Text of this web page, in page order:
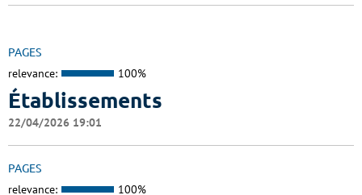
PAGES
relevance: 100%
Établissements
22/04/2026 19:01
PAGES
relevance: 100%